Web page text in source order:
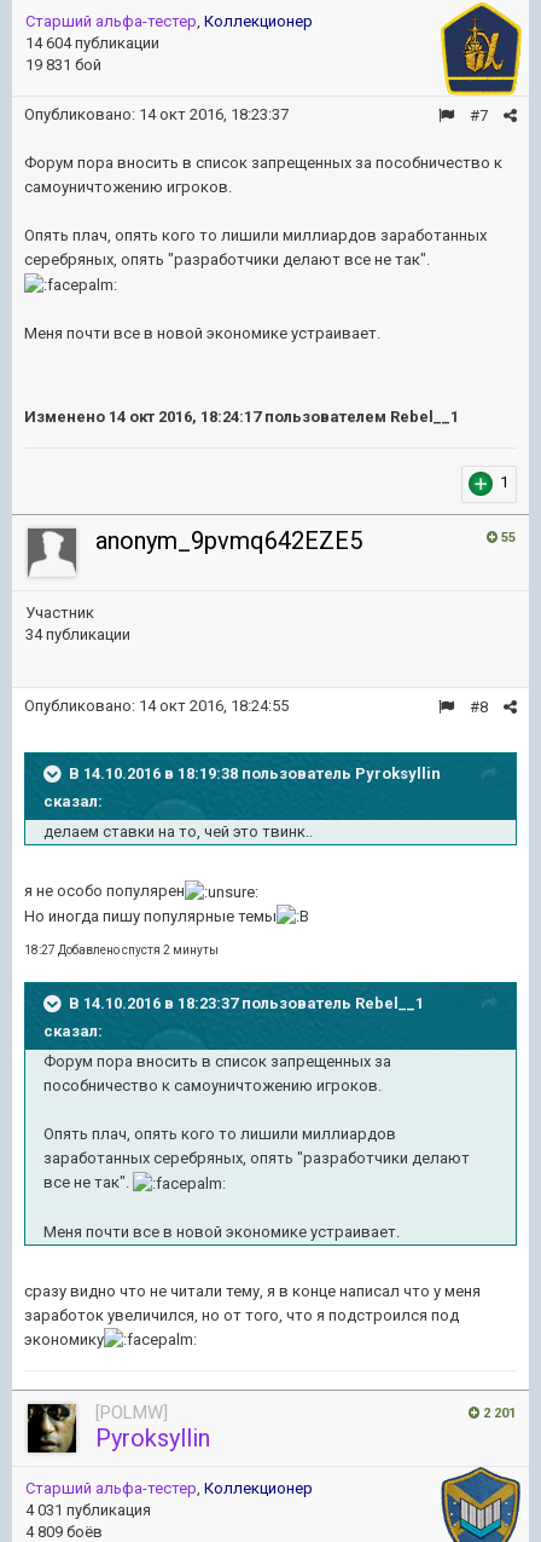
Старший альфа-тестер, Коллекционер
14 604 публикации
19 831 бой
#7
Опубликовано: 14 окт 2016, 18:23:37
Форум пора вносить в список запрещенных за пособничество к
самоуничтожению игроков.
Опять плач, опять кого то лишили миллиардов заработанных
серебряных, опять "разработчики делают все не так".
Меня почти все в новой экономике устраивает.
Изменено 14 окт 2016, 18:24:17пользователем Rebel__1
1
55
anonym_9pvmq642EZE5
Участник
34 публикации
#8
Опубликовано: 14 окт 2016, 18:24:55
В 14.10.2016 в 18:19:38 пользователь Pyroksyllin
сказал:
делаем ставки на то, чей это твинк..
я не особо популярен
Но иногда пишу популярные темы
18:27 Добавлено спустя 2 минуты
В 14.10.2016 в 18:23:37 пользователь Rebel__1
сказал:
Форум пора вносить в список запрещенных за
пособничество к самоуничтожению игроков.
Опять плач, опять кого то лишили миллиардов
заработанных серебряных, опять "разработчики делают
все не так".
Меня почти все в новой экономике устраивает.
сразу видно что не читали тему, я в конце написал что у меня
заработок увеличился, но от того, что я подстроился под
экономику
2 201
[POLMW]
Pyroksyllin
Старший альфа-тестер, Коллекционер
4 031 публикация
4 809 боёв